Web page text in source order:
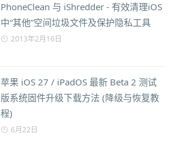
PhoneClean 与 iShredder - 有效清理iOS
中“其他”空间垃圾文件及保护隐私工具
2013年2月16日
苹果 iOS 27 / iPadOS 最新 Beta 2 测试
版系统固件升级下载方法 (降级与恢复教
程)
6月22日